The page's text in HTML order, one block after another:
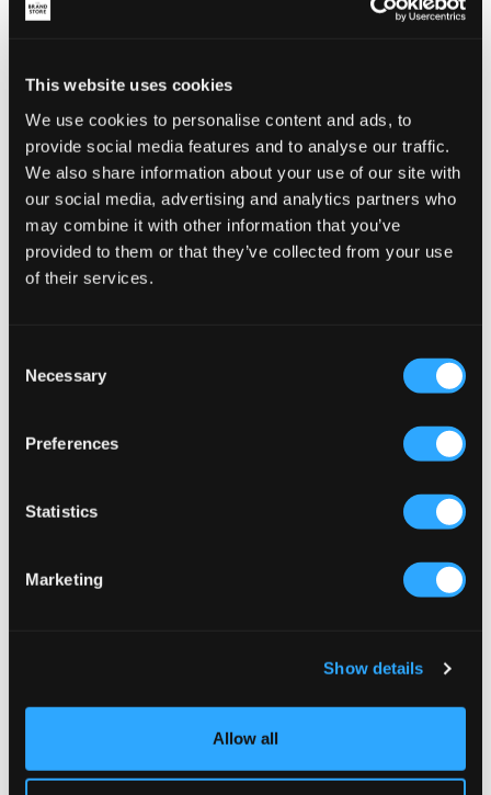
This website uses cookies
We use cookies to personalise content and ads, to
provide social media features and to analyse our traffic.
We also share information about your use of our site with
our social media, advertising and analytics partners who
may combine it with other information that you’ve
provided to them or that they’ve collected from your use
of their services.
Selection
Necessary
Preferences
Statistics
Marketing
Show details
Allow all
Tommy Hilfiger
BAGGY DESTRUCTIONS DARK
549,50 kr1 099 kr
Jack & Jones
JJIRON JJORIGINAL SQ 205
499 kr